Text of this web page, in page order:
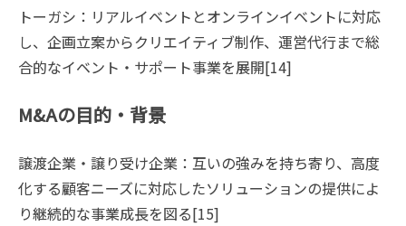
トーガシ：リアルイベントとオンラインイベントに対応
し、企画立案からクリエイティブ制作、運営代行まで総
合的なイベント・サポート事業を展開[14]
M&Aの目的・背景
譲渡企業・譲り受け企業：互いの強みを持ち寄り、高度
化する顧客ニーズに対応したソリューションの提供によ
り継続的な事業成長を図る[15]